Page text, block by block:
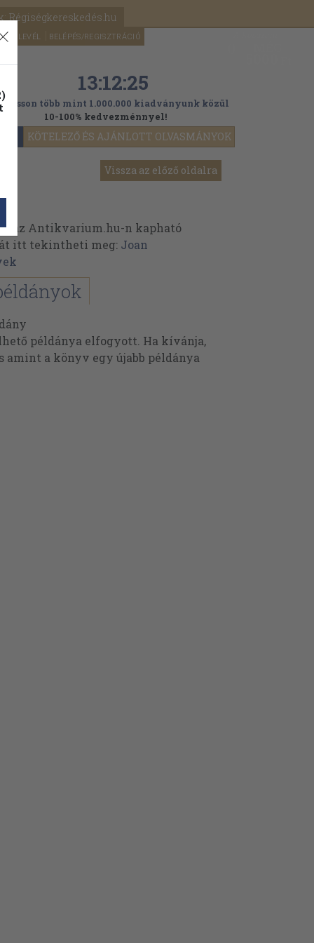
Régiségkereskedés.hu
HÍRLEVÉL BELÉPÉS/REGISZTRÁCIÓ
KÖTELEZŐ ÉS AJÁNLOTT OLVASMÁNYOK
13:12:24
több mint 1.000.000 kiadványunk közül
10-100% kedvezménnyel!
Vissza az előző oldalra
az Antikvarium.hu-n kapható
itt tekintheti meg: Joan
példánya elfogyott. Ha kívánja,
amint a könyv egy újabb példánya